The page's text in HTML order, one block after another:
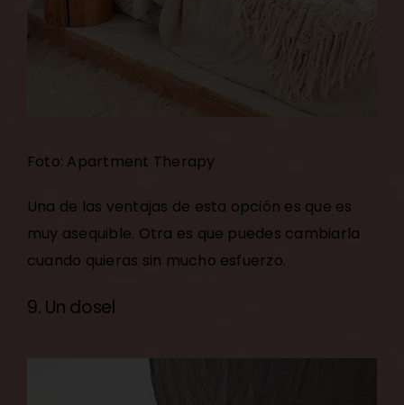
Foto: Apartment Therapy
Una de las ventajas de esta opción es que es
muy asequible. Otra es que puedes cambiarla
cuando quieras sin mucho esfuerzo.
9. Un dosel